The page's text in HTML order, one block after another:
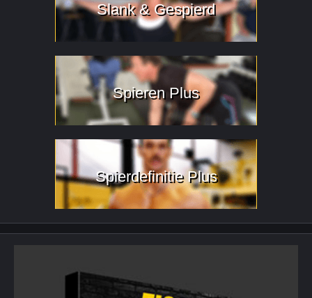
Slank & Gespierd
Spieren Plus
Spierdefinitie Plus